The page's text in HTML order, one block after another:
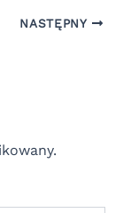
NASTĘPNY